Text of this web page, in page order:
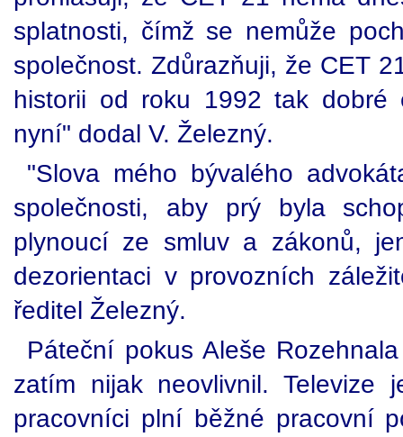
splatnosti, čímž se nemůže
společnost. Zdůrazňuji, že CET
historii od roku 1992 tak dobré
nyní" dodal V. Železný.
"Slova mého bývalého
společnosti, aby prý byla
plynoucí ze smluv a zákonů,
dezorientaci v provozních
ředitel Železný.
Páteční pokus Aleše
zatím nijak neovlivnil. Televize
pracovníci plní běžné pracovní